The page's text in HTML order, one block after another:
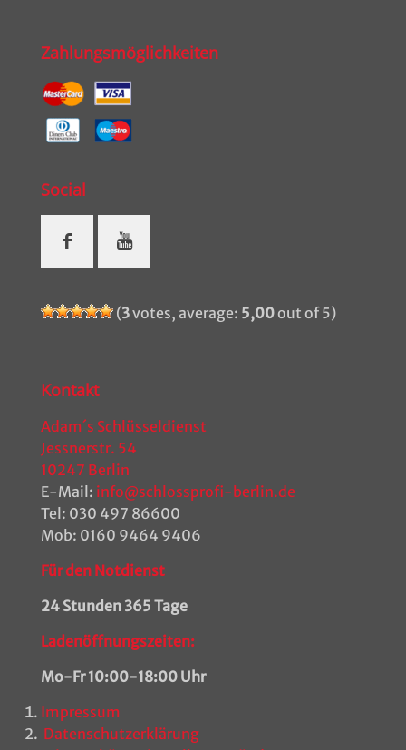
Zahlungsmöglichkeiten
Social
(3votes, average: 5,00out of 5)
Kontakt
Adam´s Schlüsseldienst
Jessnerstr. 54
10247 Berlin
E-Mail: info@schlossprofi-berlin.de
Tel: 030 497 86600
Mob: 0160 9464 9406
Für den Notdienst
24 Stunden 365 Tage
Ladenöffnungszeiten:
Mo-Fr 10:00-18:00 Uhr
Impressum
Datenschutzerklärung